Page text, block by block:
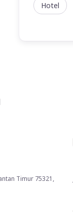
Hotel
Timur 75321,